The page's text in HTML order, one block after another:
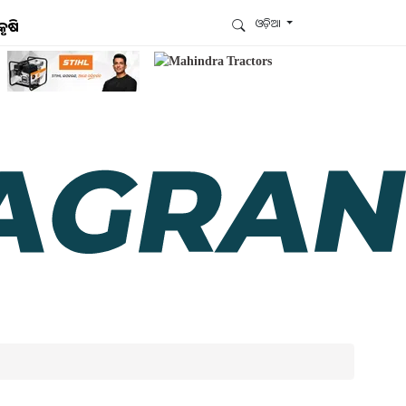
ଓଡ଼ିଆ
ଆମେ ହ୍ବାଟ୍ସଆପ୍‌ରେ ଅଛୁ ! ଆମ ହ୍ବାଟ୍ସଆପ ଗ୍ରୁପରେ
ଏବଂ ଆପଙ୍କୁ ଆବଶ୍ୟକ ହେଉଥିବା ସବୁ
ଗୁରୁତ୍ବପୂର୍ଣ୍ଣ ଅପଡେଟ୍‌ ପାଆନ୍ତୁ ପ୍ରତିଦିନ ।